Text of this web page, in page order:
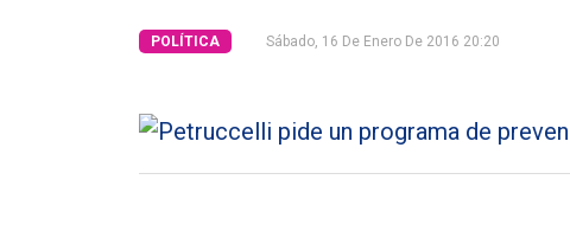
POLÍTICA Sábado, 16 De Enero De 2016 20:20